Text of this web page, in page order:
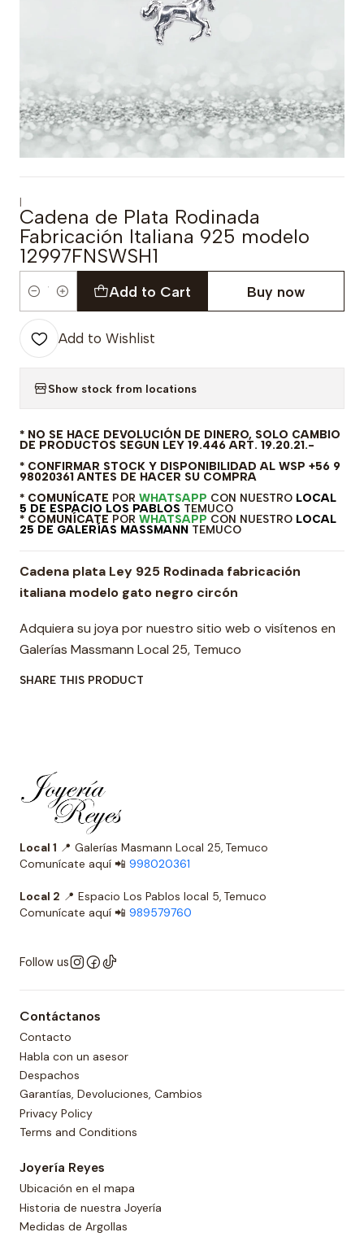
|
Cadena de Plata Rodinada
Fabricación Italiana 925 modelo
12997FNSWSH1
Quantity
Add to Cart Buy now
Add to Wishlist
Show stock from locations
* NO SE HACE DEVOLUCIÓN DE DINERO, SOLO CAMBIO
DE PRODUCTOS SEGUN LEY 19.446 ART. 19.20.21.-
* CONFIRMAR STOCK Y DISPONIBILIDAD AL WSP +56 9
98020361 ANTES DE HACER SU COMPRA
* COMUNÍCATE POR WHATSAPP CON NUESTRO LOCAL
5 DE ESPACIO LOS PABLOS TEMUCO
* COMUNÍCATE POR WHATSAPP CON NUESTRO LOCAL
25 DE GALERÍAS MASSMANN TEMUCO
Cadena plata Ley 925 Rodinada fabricación
italiana modelo gato negro circón
Adquiera su joya por nuestro sitio web o visítenos en
Galerías Massmann Local 25, Temuco
SHARE THIS PRODUCT
Local 1 📍 Galerías Masmann Local 25, Temuco
Comunícate aquí 📲 998020361
Local 2 📍 Espacio Los Pablos local 5, Temuco
Comunícate aquí 📲 989579760
Follow us
Contáctanos
Contacto
Habla con un asesor
Despachos
Garantías, Devoluciones, Cambios
Privacy Policy
Terms and Conditions
Joyería Reyes
Ubicación en el mapa
Historia de nuestra Joyería
Medidas de Argollas